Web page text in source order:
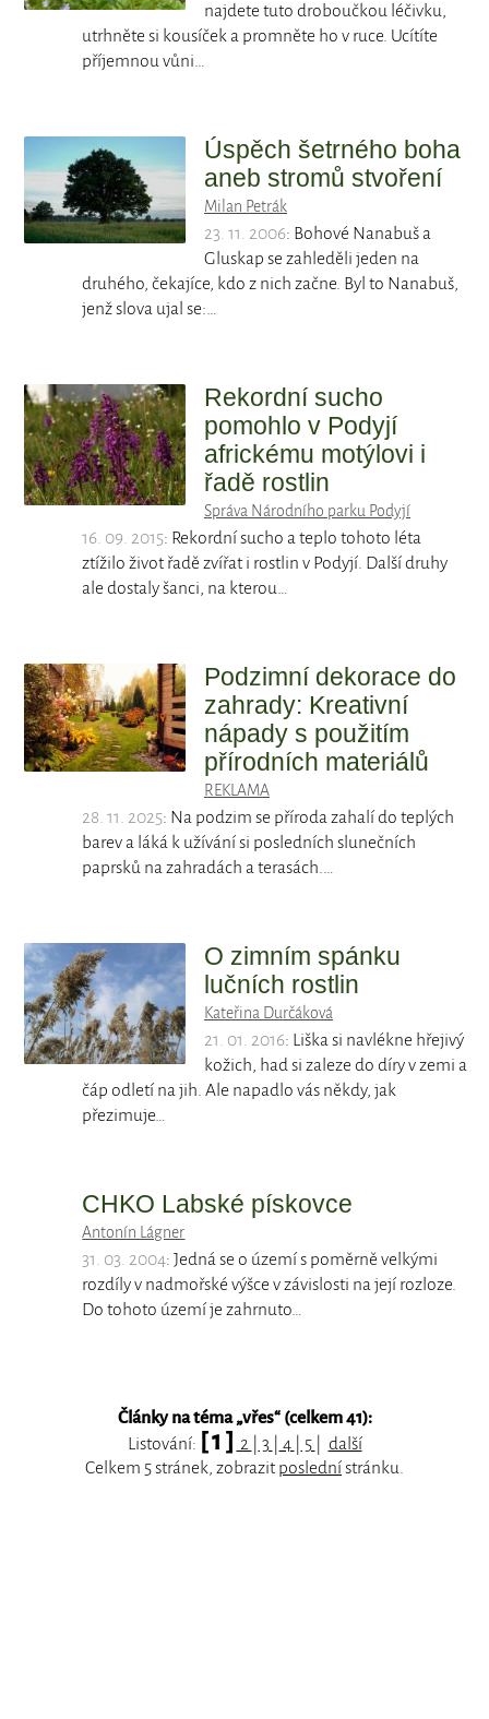
najdete tuto droboučkou léčivku,
utrhněte si kousíček a promněte ho v ruce. Ucítíte
příjemnou vůni…
Úspěch šetrného boha
aneb stromů stvoření
Milan Petrák
23. 11. 2006: Bohové Nanabuš a
Gluskap se zahleděli jeden na
druhého, čekajíce, kdo z nich začne. Byl to Nanabuš,
jenž slova ujal se:…
Rekordní sucho
pomohlo v Podyjí
africkému motýlovi i
řadě rostlin
Správa Národního parku Podyjí
16. 09. 2015: Rekordní sucho a teplo tohoto léta
ztížilo život řadě zvířat i rostlin v Podyjí. Další druhy
ale dostaly šanci, na kterou…
Podzimní dekorace do
zahrady: Kreativní
nápady s použitím
přírodních materiálů
REKLAMA
28. 11. 2025: Na podzim se příroda zahalí do teplých
barev a láká k užívání si posledních slunečních
paprsků na zahradách a terasách.…
O zimním spánku
lučních rostlin
Kateřina Durčáková
21. 01. 2016: Liška si navlékne hřejivý
kožich, had si zaleze do díry v zemi a
čáp odletí na jih. Ale napadlo vás někdy, jak
přezimuje…
CHKO Labské pískovce
Antonín Lágner
31. 03. 2004: Jedná se o území s poměrně velkými
rozdíly v nadmořské výšce v závislosti na její rozloze.
Do tohoto území je zahrnuto…
Články na téma „vřes“ (celkem 41):
Listování: [ 1 ] 2 3 4 5
další
Celkem 5 stránek, zobrazitposlednístránku.